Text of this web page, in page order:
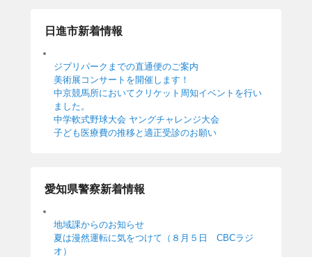
日進市新着情報
ジブリパークまでの直通便のご案内
美術展コンサートを開催します！
中京競馬所においてクリケット周知イベントを行い
ました。
中学軟式野球大会 ヤングチャレンジ大会
子ども医療費の推移と適正受診のお願い
愛知県警察新着情報
地域課からのお知らせ
夏は漫然運転に気をつけて（８月５日 CBCラジ
オ）